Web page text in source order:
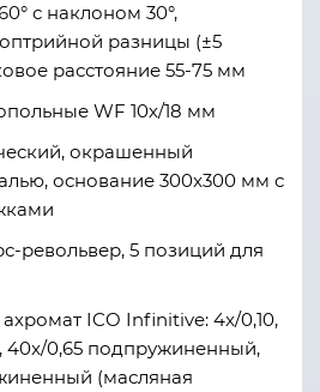
с наклоном 30°,
разницы (±5
расстояние 55-75 мм
WF 10х/18 мм
окрашенный
основание 300x300 мм с
револьвер, 5 позиций для
ICO Infinitive: 4x/0,10,
40x/0,65 подпружиненный,
(масляная